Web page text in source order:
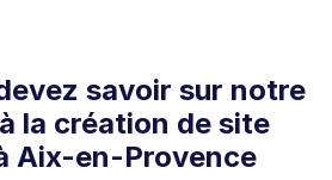
savoir sur notre
la création de site
Aix-en-Provence